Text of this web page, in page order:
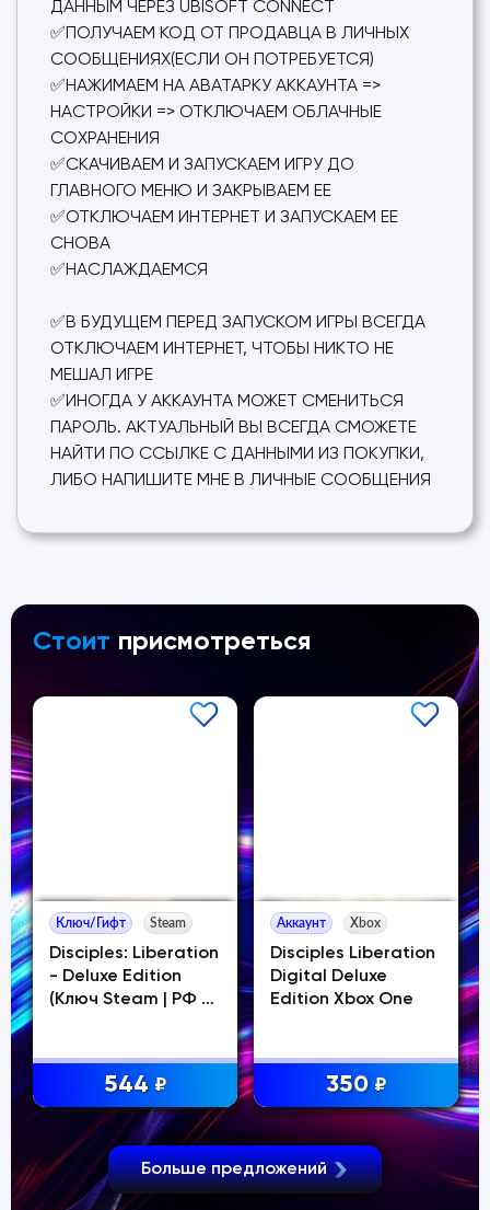
ДАННЫМ ЧЕРЕЗ UBISOFT CONNECT
✅ПОЛУЧАЕМ КОД ОТ ПРОДАВЦА В ЛИЧНЫХ
СООБЩЕНИЯХ(ЕСЛИ ОН ПОТРЕБУЕТСЯ)
✅НАЖИМАЕМ НА АВАТАРКУ АККАУНТА =>
НАСТРОЙКИ => ОТКЛЮЧАЕМ ОБЛАЧНЫЕ
СОХРАНЕНИЯ
✅СКАЧИВАЕМ И ЗАПУСКАЕМ ИГРУ ДО
ГЛАВНОГО МЕНЮ И ЗАКРЫВАЕМ ЕЕ
✅ОТКЛЮЧАЕМ ИНТЕРНЕТ И ЗАПУСКАЕМ ЕЕ
СНОВА
✅НАСЛАЖДАЕМСЯ
✅В БУДУЩЕМ ПЕРЕД ЗАПУСКОМ ИГРЫ ВСЕГДА
ОТКЛЮЧАЕМ ИНТЕРНЕТ, ЧТОБЫ НИКТО НЕ
МЕШАЛ ИГРЕ
✅ИНОГДА У АККАУНТА МОЖЕТ СМЕНИТЬСЯ
ПАРОЛЬ. АКТУАЛЬНЫЙ ВЫ ВСЕГДА СМОЖЕТЕ
НАЙТИ ПО ССЫЛКЕ С ДАННЫМИ ИЗ ПОКУПКИ,
ЛИБО НАПИШИТЕ МНЕ В ЛИЧНЫЕ СООБЩЕНИЯ
Стоит присмотреться
Ключ/Гифт Steam
Disciples: Liberation
- Deluxe Edition
(Ключ Steam | РФ +
544 ₽
Аккаунт Xbox
Disciples Liberation
Digital Deluxe
Edition Xbox One
350 ₽
Больше предложений